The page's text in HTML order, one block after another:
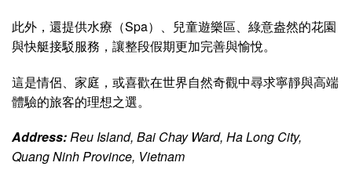
此外，還提供水療（Spa）、兒童遊樂區、綠意盎然的花園
與快艇接駁服務，讓整段假期更加完善與愉悅。
這是情侶、家庭，或喜歡在世界自然奇觀中尋求寧靜與高端
體驗的旅客的理想之選。
Address:Reu Island, Bai Chay Ward, Ha Long City,
Quang Ninh Province, Vietnam